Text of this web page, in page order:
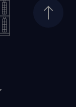
Haut